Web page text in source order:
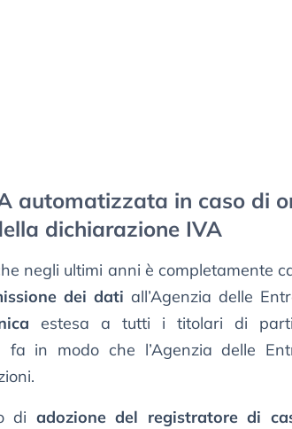
automatizzata in caso di
dichiarazione IVA
negli ultimi anni è completamente
dei dati all’Agenzia delle
estesa a tutti i titolari di
fa in modo che l’Agenzia delle
di adozione del registratore di